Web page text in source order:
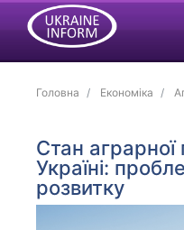
Головна Економіка
Стан
Україні:
розвитку